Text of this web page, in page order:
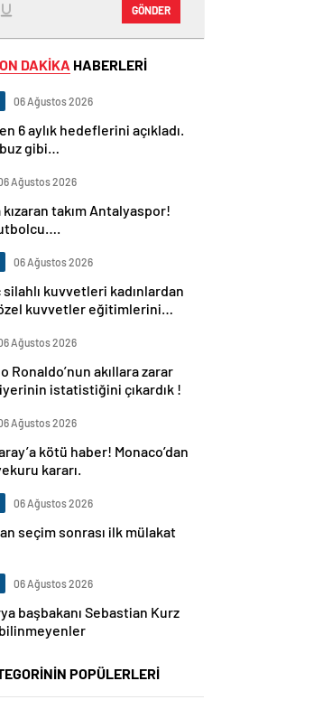
GÖNDER
DAKİKA HABERLERİ
06 Ağustos 2026
6 aylık hedeflerini açıkladı.
gibi…
Ağustos 2026
kızaran takım Antalyaspor!
06 Ağustos 2026
kuvvetleri kadınlardan
kuvvetler eğitimlerini
Ağustos 2026
Ronaldo’nun akıllara zarar
istatistiğini çıkardık !
Ağustos 2026
kötü haber! Monaco’dan
kararı.
06 Ağustos 2026
seçim sonrası ilk mülakat
06 Ağustos 2026
başbakanı Sebastian Kurz
POPÜLERLERİ